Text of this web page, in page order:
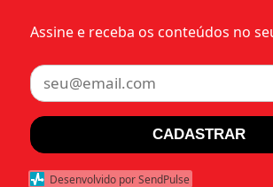
Antonio Neto Barbosa pelo
perigosas à segurança
artigo 14 da Lei de Segurança
Lei 898/1969) e punido com pena
reclusão, para os
mantenedores, e de 6 meses a 2
demais.
Assine e receba os conteúdos no
CADASTRAR
Desenvolvido por SendPulse